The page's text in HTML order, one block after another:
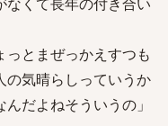
とまぜっかえすつも
の気晴らしっていうか
だよねそういうの」